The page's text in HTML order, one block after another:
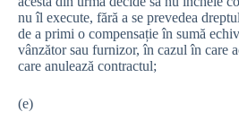
nu îl execute, fără a se prevedea
de a primi o compensație în sumă
vânzător sau furnizor, în cazul în care
care anulează contractul;
(e)